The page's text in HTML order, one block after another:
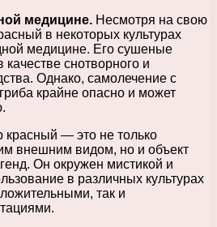
медицине. Несмотря на свою
в некоторых культурах
медицине. Его сушеные
снотворного и
Однако, самолечение с
крайне опасно и может
красный — это не только
внешним видом, но и объект
Он окружен мистикой и
в различных культурах
так и